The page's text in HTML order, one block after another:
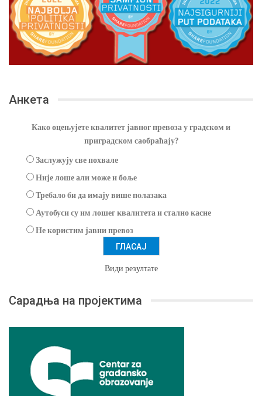
Анкета
Како оцењујете квалитет јавног превоза у градском и
приградском саобраћају?
Заслужују све похвале
Није лоше али може и боље
Требало би да имају више полазака
Аутобуси су им лошег квалитета и стално касне
Не користим јавни превоз
Види резултате
Сарадња на пројектима